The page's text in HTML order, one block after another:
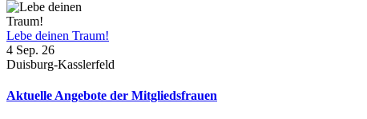
Lebe deinen Traum!
4 Sep. 26
Duisburg-Kasslerfeld
Aktuelle Angebote der Mitgliedsfrauen